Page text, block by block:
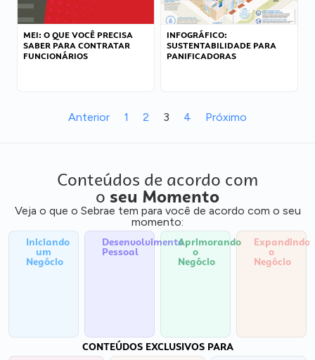
MEI: O QUE VOCÊ PRECISA
SABER PARA CONTRATAR
FUNCIONÁRIOS
INFOGRÁFICO:
SUSTENTABILIDADE PARA
PANIFICADORAS
Anterior 1 2 3 4 Próximo
Conteúdos de acordo com
o seu Momento
Veja o que o Sebrae tem para você de acordo com o seu
momento:
Iniciando
um
Negócio
Desenvolvimento
Pessoal
Aprimorando
o
Negócio
Expandindo
o
Negócio
CONTEÚDOS EXCLUSIVOS PARA